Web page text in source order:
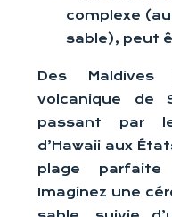
complexe
sable), peut
Des Maldives
volcanique de
passant par
d’Hawaii aux
plage
Imaginez une